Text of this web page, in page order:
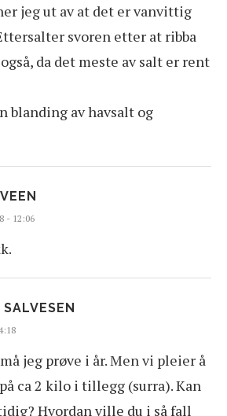
jeg ut av at det er vanvittig
svoren etter at ribba
da det meste av salt er rent
blanding av havsalt og
- 12:06
jeg prøve i år. Men vi pleier å
ca 2 kilo i tillegg (surra). Kan
Hvordan ville du i så fall